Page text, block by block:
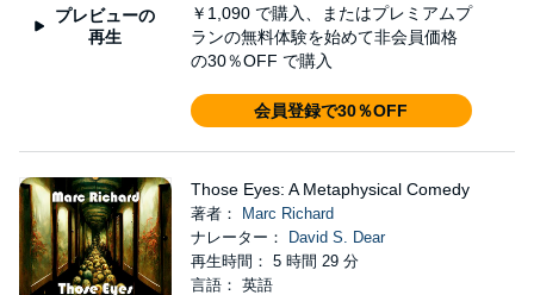
プレビューの
再生
￥1,090 で購入、またはプレミアムプ
ランの無料体験を始めて非会員価格
の30％OFF で購入
会員登録で30％OFF
Those Eyes: A Metaphysical Comedy
著者：
Marc Richard
ナレーター：
David S. Dear
再生時間： 5 時間 29 分
言語： 英語